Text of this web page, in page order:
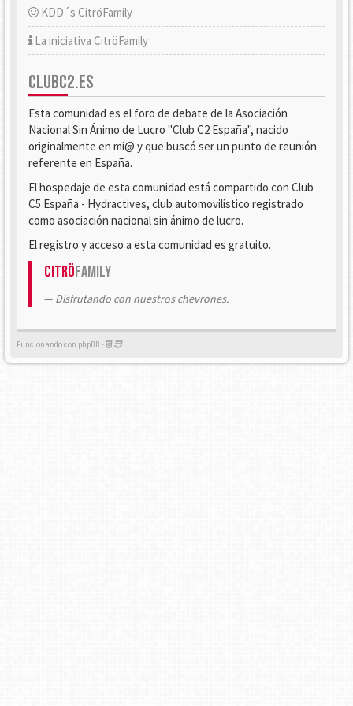
KDD´s CitröFamily
La iniciativa CitröFamily
CLUBC2.ES
Esta comunidad es el foro de debate de la Asociación
Nacional Sin Ánimo de Lucro "Club C2 España", nacido
originalmente en mi@ y que buscó ser un punto de reunión
referente en España.
El hospedaje de esta comunidad está compartido con Club
C5 España - Hydractives, club automovilístico registrado
como asociación nacional sin ánimo de lucro.
El registro y acceso a esta comunidad es gratuito.
CitröFamily
Disfrutando con nuestros chevrones.
Funcionando con phpBB -